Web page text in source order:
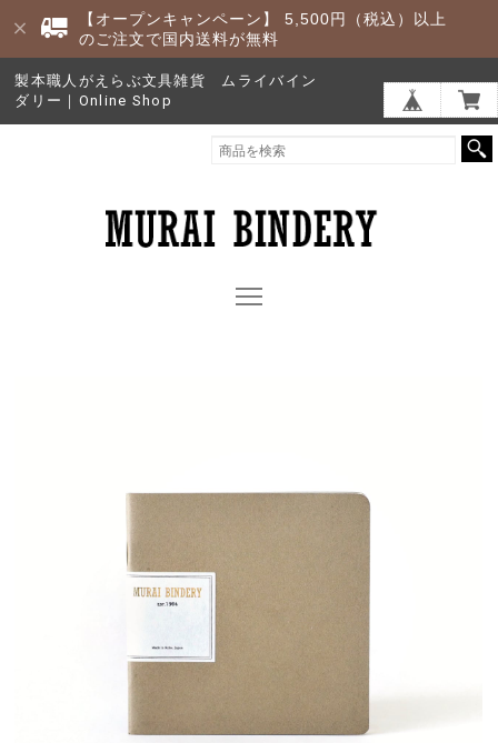
【オープンキャンペーン】 5,500円（税込）以上
のご注文で国内送料が無料
製本職人がえらぶ文具雑貨 ムライバイン
ダリー｜Online Shop